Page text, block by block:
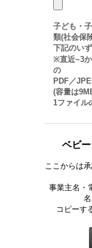
子ども・
類(社会保
下記のい
※直近~3
の
PDF／
(容量は
1ファイル
ベビ
ここからは
事業主名・
コピーす